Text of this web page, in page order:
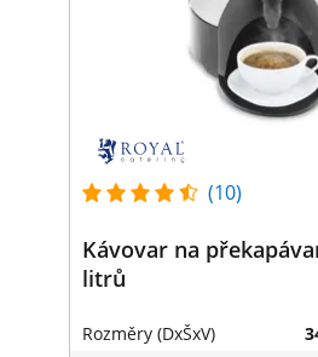
(10)
Kávovar na
litrů
Rozměry (DxŠxV)